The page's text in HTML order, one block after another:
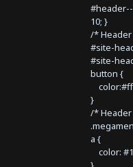
10; }
/*
#site-
#site-
button {
}
/*
a {
color: